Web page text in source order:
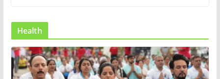
Health